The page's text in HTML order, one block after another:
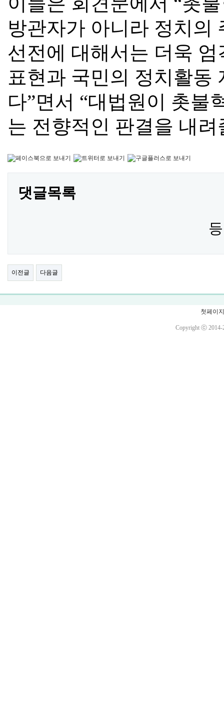
방관자가 아니라 정치의
선전에 대해서는 더욱
표현과 국민의 정치활동
다”면서 “대법원이 촛불
는 전향적인 판결을 내
댓글목록
이전글 다음글
첫페이지
Copyright ⓒ